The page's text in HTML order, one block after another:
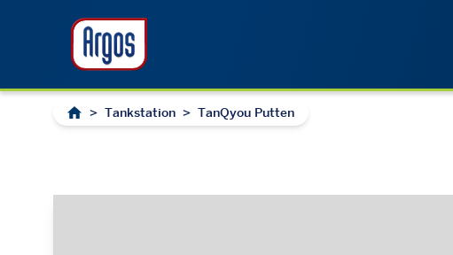
> Tankstation > TanQyou Putten